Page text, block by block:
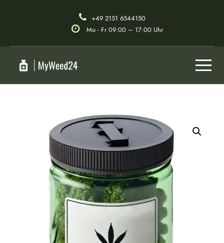
+49 2151 6544150
Mo - Fr 09:00 – 17:00 Uhr